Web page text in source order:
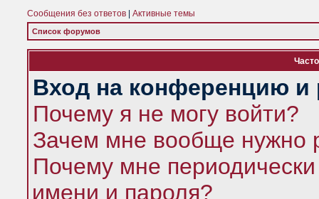
Сообщения без ответов Активные темы
Список форумов
Вход на конференцию и
Почему я не могу войти?
Зачем мне вообще нужно
Почему мне
имени и пароля?